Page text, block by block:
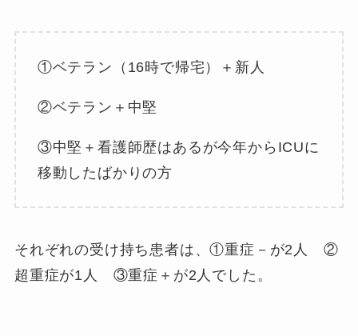
①ベテラン（16時で帰宅）＋新人
②ベテラン＋中堅
③中堅＋看護師歴はあるが今年からICUに
移動したばかりの方
それぞれの受け持ち患者は、①重症－が2人 ②
超重症が1人 ③重症＋が2人でした。